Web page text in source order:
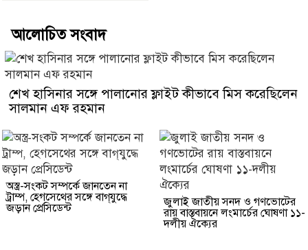
আলোচিত সংবাদ
শেখ হাসিনার সঙ্গে পালানোর ফ্লাইট কীভাবে মিস করেছিলেন
সালমান এফ রহমান
অস্ত্র-সংকট সম্পর্কে জানতেন না
ট্রাম্প, হেগসেথের সঙ্গে বাগ্‌যুদ্ধে
জড়ান প্রেসিডেন্ট
জুলাই জাতীয় সনদ ও গণভোটের
রায় বাস্তবায়নে লংমার্চের ঘোষণা ১১-
দলীয় ঐক্যের